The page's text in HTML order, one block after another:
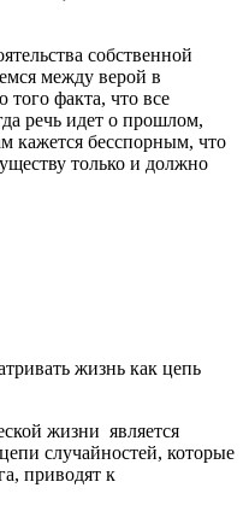
собственной
между верой в
того факта, что все
речь идет о прошлом,
кажется бесспорным, что
только и должно
жизнь как цепь
жизни является
случайностей, которые
приводят к